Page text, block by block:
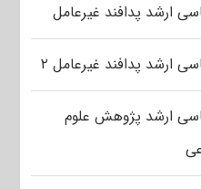
ارشد پدافند غیرعامل
ارشد پدافند غیرعامل ۲
ارشد پژوهش علوم